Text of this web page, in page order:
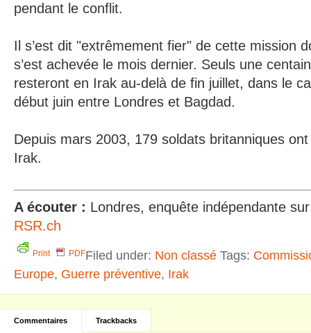
pendant le conflit.
Il s’est dit "extrêmement fier" de cette mission
s’est achevée le mois dernier. Seuls une
resteront en Irak au-delà de fin juillet, dans le
début juin entre Londres et Bagdad.
Depuis mars 2003, 179 soldats britanniques
Irak.
A écouter : Londres, enquête indépendante
RSR.ch
Print PDFFiled under: Non classé Tags:
Europe, Guerre préventive, Irak
Commentaires Trackbacks